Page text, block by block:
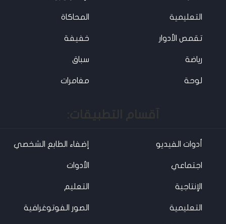
التعليمية المحاكاة
تقمص الأدوار خفيفة
رياضة سباق
لوحة مغامرات
أدوات الفيديو إضفاء الطابع الشخصي
اجتماعي الأدوات
الإنتاجية التعليم
التعليمية الصور الفوتوغرافية